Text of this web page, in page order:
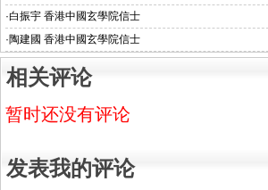
·白振宇 香港中國玄學院信士
·陶建國 香港中國玄學院信士
相关评论
暂时还没有评论
发表我的评论